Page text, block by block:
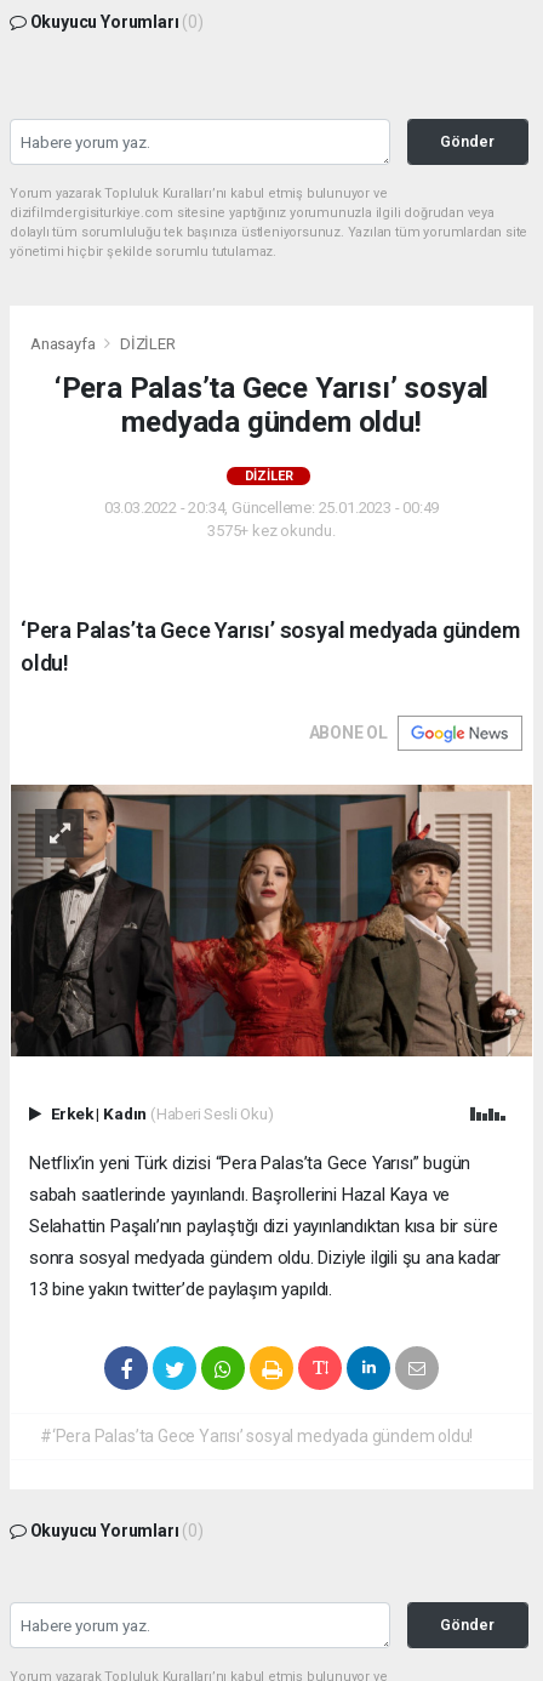
Okuyucu Yorumları (0)
Gönder
Yorum yazarak Topluluk Kuralları’nı kabul etmiş bulunuyor ve
dizifilmdergisiturkiye.com sitesine yaptığınız yorumunuzla ilgili doğrudan veya
dolaylı tüm sorumluluğu tek başınıza üstleniyorsunuz. Yazılan tüm yorumlardan site
yönetimi hiçbir şekilde sorumlu tutulamaz.
Anasayfa DİZİLER
‘Pera Palas’ta Gece Yarısı’ sosyal
medyada gündem oldu!
DİZİLER
03.03.2022 - 20:34, Güncelleme: 25.01.2023 - 00:49
3575+ kez okundu.
‘Pera Palas’ta Gece Yarısı’ sosyal medyada gündem
oldu!
ABONE OL
Erkek| Kadın (Haberi Sesli Oku)
Netflix’in yeni Türk dizisi “Pera Palas’ta Gece Yarısı” bugün
sabah saatlerinde yayınlandı. Başrollerini Hazal Kaya ve
Selahattin Paşalı’nın paylaştığı dizi yayınlandıktan kısa bir süre
sonra sosyal medyada gündem oldu. Diziyle ilgili şu ana kadar
13 bine yakın twitter’de paylaşım yapıldı.
#‘Pera Palas’ta Gece Yarısı’ sosyal medyada gündem oldu!
Okuyucu Yorumları (0)
Gönder
Yorum yazarak Topluluk Kuralları’nı kabul etmiş bulunuyor ve